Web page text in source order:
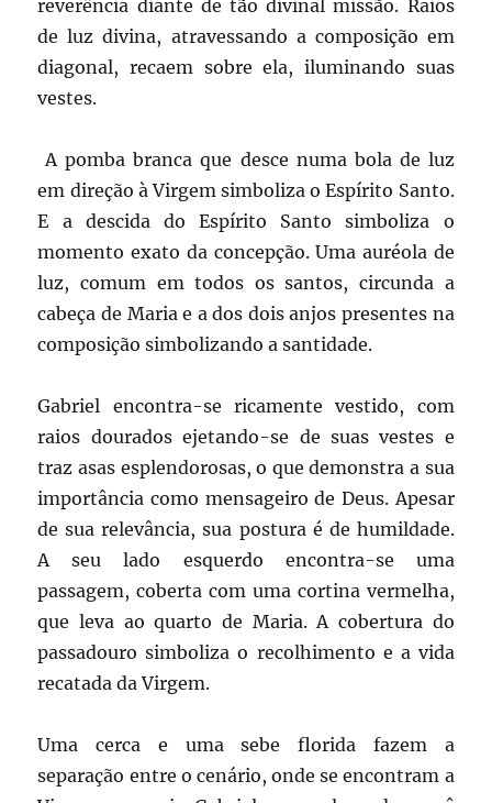
reverência diante de tão divinal missão. Raios
de luz divina, atravessando a composição em
diagonal, recaem sobre ela, iluminando suas
vestes.
A pomba branca que desce numa bola de luz
em direção à Virgem simboliza o Espírito Santo.
E a descida do Espírito Santo simboliza o
momento exato da concepção. Uma auréola de
luz, comum em todos os santos, circunda a
cabeça de Maria e a dos dois anjos presentes na
composição simbolizando a santidade.
Gabriel encontra-se ricamente vestido, com
raios dourados ejetando-se de suas vestes e
traz asas esplendorosas, o que demonstra a sua
importância como mensageiro de Deus. Apesar
de sua relevância, sua postura é de humildade.
A seu lado esquerdo encontra-se uma
passagem, coberta com uma cortina vermelha,
que leva ao quarto de Maria. A cobertura do
passadouro simboliza o recolhimento e a vida
recatada da Virgem.
Uma cerca e uma sebe florida fazem a
separação entre o cenário, onde se encontram a